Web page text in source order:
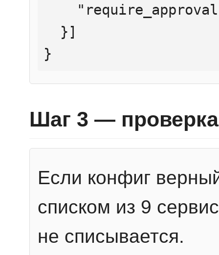
}
Шаг 3 — проверка
Если конфиг
списком из 9
не списывается.